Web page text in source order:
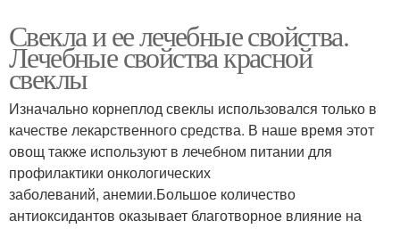
Свекла и ее лечебные свойства.
Лечебные свойства красной
свеклы
Изначально корнеплод свеклы использовался только в
качестве лекарственного средства. В наше время этот
овощ также используют в лечебном питании для
профилактики онкологических
заболеваний, анемии.Большое количество
антиоксидантов оказывает благотворное влияние на